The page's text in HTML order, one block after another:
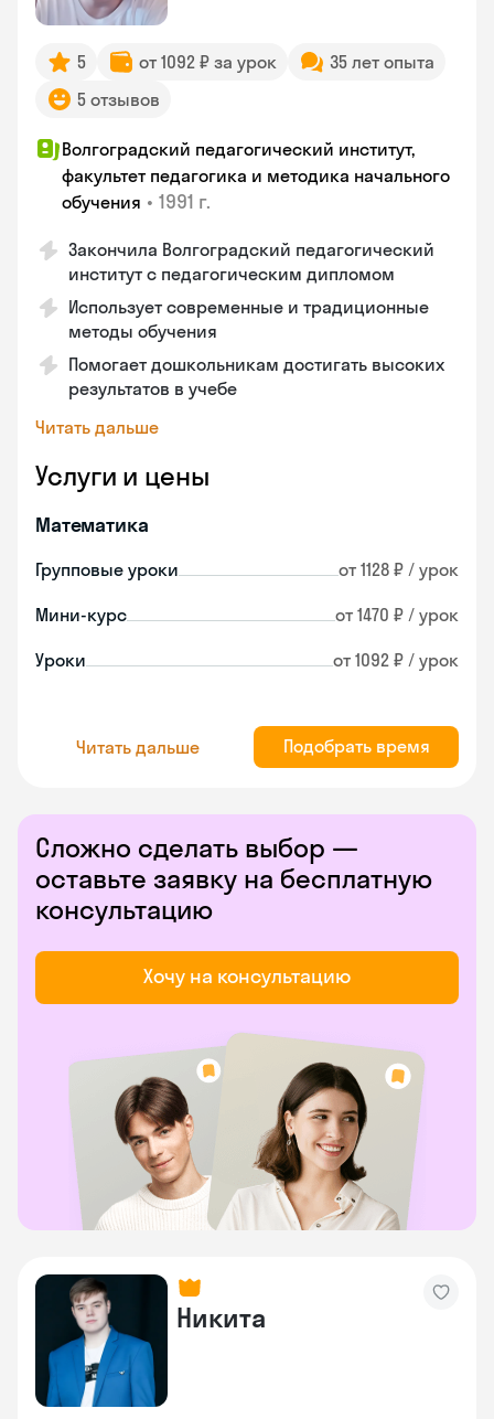
5 от 1092 ₽ за урок
35 лет опыта
5 отзывов
Волгоградский педагогический институт,
факультет педагогика и методика начального
обучения • 1991 г.
Закончила Волгоградский педагогический
институт с педагогическим дипломом
Использует современные и традиционные
методы обучения
Помогает дошкольникам достигать высоких
результатов в учебе
Читать дальше
Услуги и цены
Математика
Групповые уроки от 1128 ₽ / урок
Мини-курс от 1470 ₽ / урок
Уроки от 1092 ₽ / урок
Читать дальше Подобрать время
Сложно сделать выбор —
оставьте заявку на бесплатную
консультацию
Хочу на консультацию
Никита